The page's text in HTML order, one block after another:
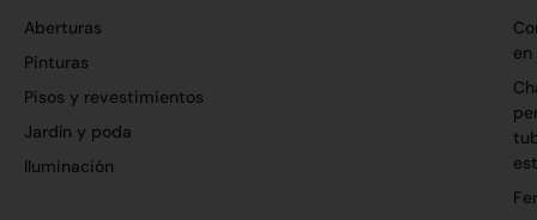
Aberturas
Pinturas
Pisos y revestimientos
Jardín y poda
Iluminación
en